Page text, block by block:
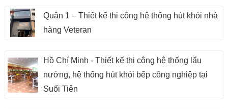
Quận 1 – Thiết kế thi công hệ thống hút khói nhà
hàng Veteran
Hồ Chí Minh - Thiết kế thi công hệ thống lẩu
nướng, hệ thống hút khói bếp công nghiệp tại
Suối Tiên